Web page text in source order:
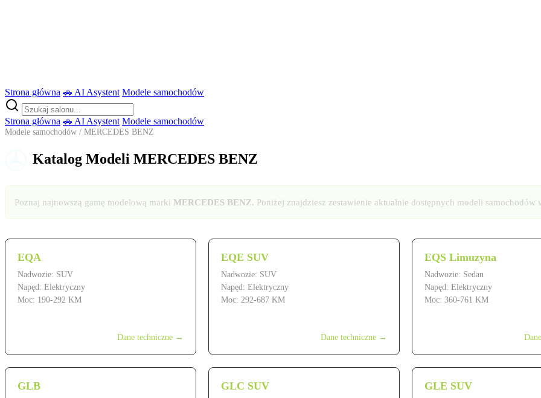
Strona główna 🚗 AI Asystent Modele samochodów
Strona główna 🚗 AI Asystent Modele samochodów
Modele samochodów / MERCEDES BENZ
Katalog Modeli MERCEDES BENZ
Poznaj najnowszą gamę modelową marki MERCEDES BENZ. Poniżej znajdziesz zestawienie aktualnie dostępnych modeli
EQA
Nadwozie: SUV
Napęd: Elektryczny
Moc: 190-292 KM
Dane techniczne →
EQE SUV
Nadwozie: SUV
Napęd: Elektryczny
Moc: 292-687 KM
Dane techniczne →
EQS Limuzyna
Nadwozie: Sedan
Napęd: Elektryczny
Moc: 360-761 KM
GLB GLC SUV GLE SUV